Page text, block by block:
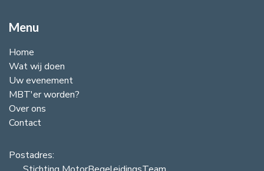
Menu
Home
Wat wij doen
Uw evenement
MBT'er worden?
Over ons
Contact
Postadres: